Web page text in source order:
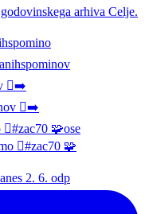
🫆➡️
🧩ose
2. 6. odp